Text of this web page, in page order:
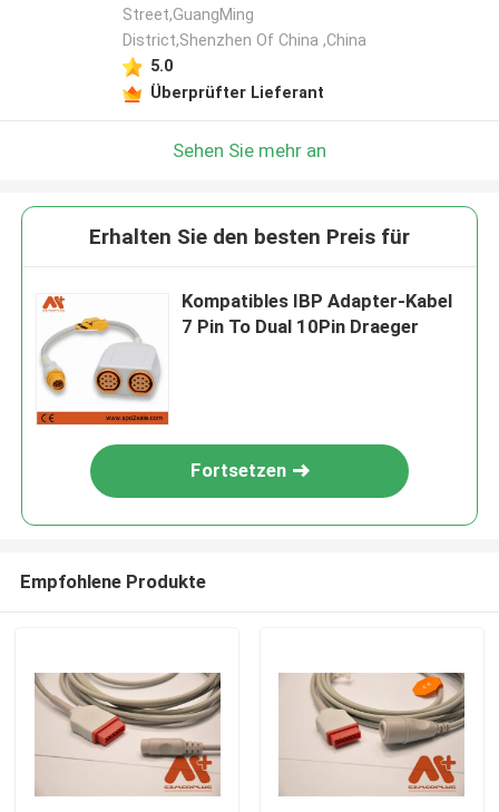
Street,GuangMing
District,Shenzhen Of China ,China
5.0
Überprüfter Lieferant
Sehen Sie mehr an
Erhalten Sie den besten Preis für
Kompatibles IBP Adapter-Kabel
7 Pin To Dual 10Pin Draeger
Fortsetzen
Empfohlene Produkte